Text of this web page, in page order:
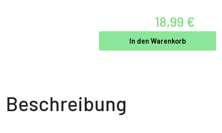
18,99 €
In den Warenkorb
Beschreibung